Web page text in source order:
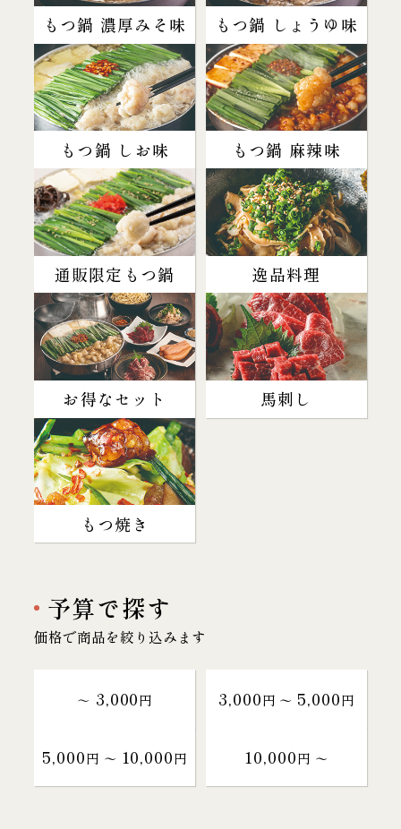
もつ鍋 濃厚みそ味 もつ鍋 しょうゆ味
もつ鍋 しお味 もつ鍋 麻辣味
通販限定もつ鍋 逸品料理
お得なセット 馬刺し
もつ焼き
予算で探す
価格で商品を絞り込みます
～ 3,000円 3,000円 〜 5,000円
5,000円 〜 10,000円 10,000円 〜